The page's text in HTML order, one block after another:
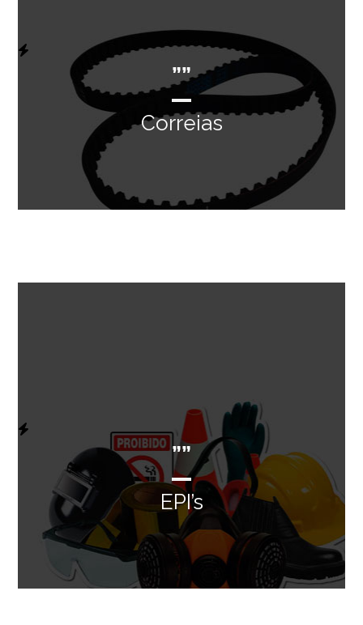
””
Correias
””
EPI’s